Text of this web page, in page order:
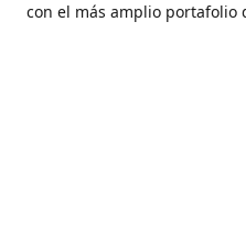
con el más amplio portafolio